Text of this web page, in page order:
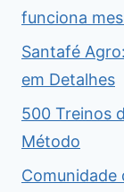
funciona
Santafé
em Detalhes
500 Treinos
Método
Comunidade